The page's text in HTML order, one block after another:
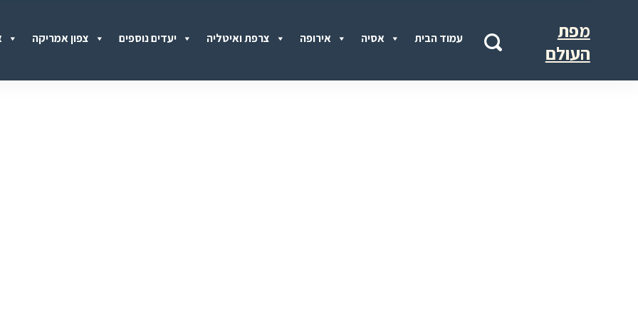
צפון אמריקה יעדים נוספים צרפת ואיטליה אירופה אסיה עמוד הבית
מפת
העולם